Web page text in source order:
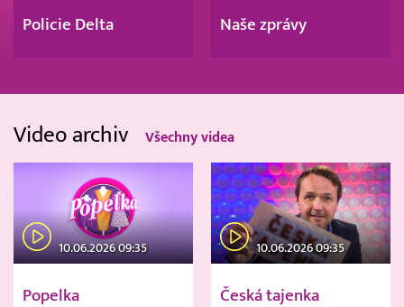
Policie Delta Naše zprávy
Video archiv Všechny videa
10.06.2026 09:35
Popelka
10.06.2026 09:35
Česká tajenka